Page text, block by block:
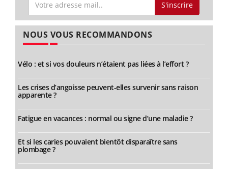
S'inscrire
NOUS VOUS RECOMMANDONS
Vélo : et si vos douleurs n’étaient pas liées à l’effort ?
Les crises d’angoisse peuvent-elles survenir sans raison
apparente ?
Fatigue en vacances : normal ou signe d’une maladie ?
Et si les caries pouvaient bientôt disparaître sans
plombage ?